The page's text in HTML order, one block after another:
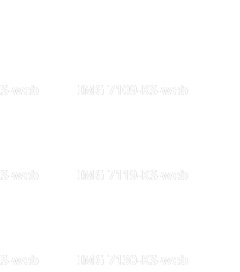
web IMG 7109-KS-web
web IMG 7119-KS-web
web IMG 7130-KS-web